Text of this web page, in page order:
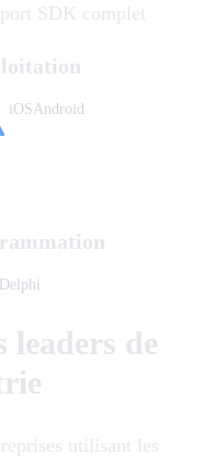
SDK complet
iOSAndroid
Delphi
leaders de
utilisant les